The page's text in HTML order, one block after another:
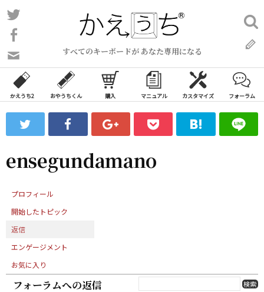
コ
ン
ン
ツ
ス
ッ
すべてのキーボードが あなた専用になる
い
合
わ
フ
ォ
ム
検
索:
かえうち2 おやうちくん 購入 マニュアル カスタマイズ フォーラム
ensegundamano
プロフィール
開始したトピック
返信
エンゲージメント
お気に入り
フォーラムへの返信